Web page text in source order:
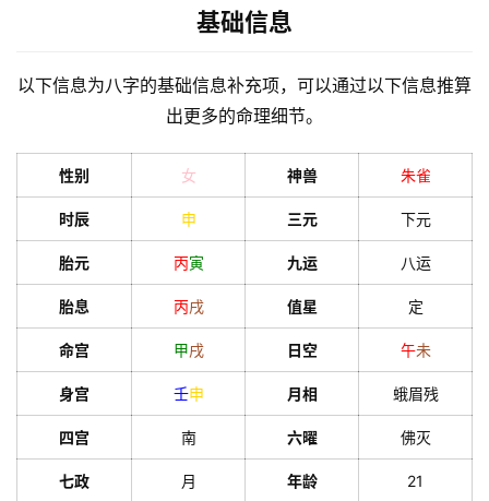
基础信息
以下信息为八字的基础信息补充项，可以通过以下信息推算
出更多的命理细节。
性别 女 神兽 朱雀
时辰 申 三元 下元
胎元 丙寅 九运 八运
胎息 丙戌 值星 定
命宫 甲戌 日空 午未
身宫 壬申 月相 蛾眉残
四宫 南 六曜 佛灭
七政 月 年龄 21